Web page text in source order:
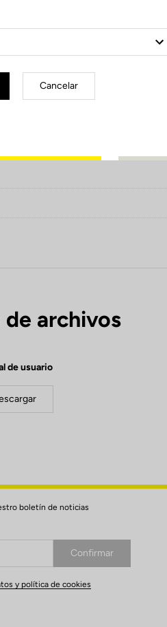
de archivos
de usuario
boletín de noticias
Confirmar
registrado
y política de cookies
Cancelar